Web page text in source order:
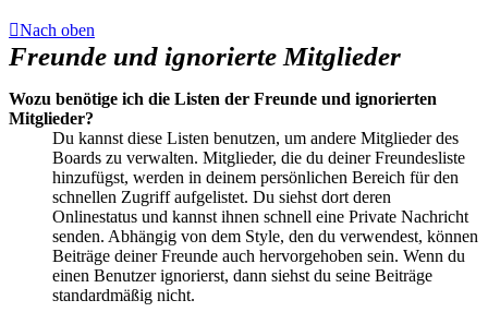
Nach oben
Freunde und ignorierte Mitglieder
Wozu benötige ich die Listen der Freunde und ignorierten
Mitglieder?
Du kannst diese Listen benutzen, um andere Mitglieder des
Boards zu verwalten. Mitglieder, die du deiner Freundesliste
hinzufügst, werden in deinem persönlichen Bereich für den
schnellen Zugriff aufgelistet. Du siehst dort deren
Onlinestatus und kannst ihnen schnell eine Private Nachricht
senden. Abhängig von dem Style, den du verwendest, können
Beiträge deiner Freunde auch hervorgehoben sein. Wenn du
einen Benutzer ignorierst, dann siehst du seine Beiträge
standardmäßig nicht.